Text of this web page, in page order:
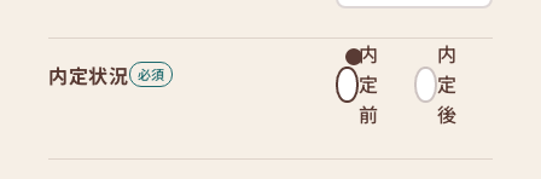
内定状況
内
定
前
内
定
後